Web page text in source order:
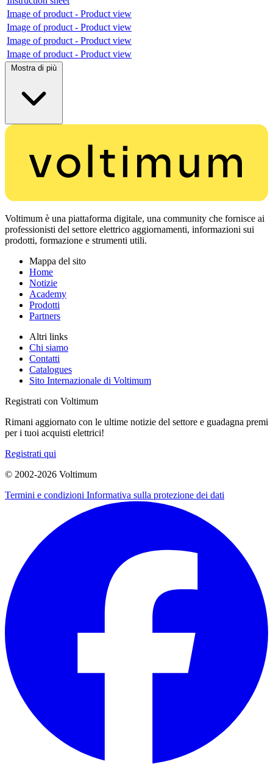
Image of product - Product view
Image of product - Product view
Image of product - Product view
Image of product - Product view
Mostra di più
Voltimum è una piattaforma digitale, una community che fornisce ai
professionisti del settore elettrico aggiornamenti, informazioni sui
prodotti, formazione e strumenti utili.
Mappa del sito
Home
Notizie
Academy
Prodotti
Partners
Altri links
Chi siamo
Contatti
Catalogues
Sito Internazionale di Voltimum
Registrati con Voltimum
Rimani aggiornato con le ultime notizie del settore e guadagna premi
per i tuoi acquisti elettrici!
Registrati qui
© 2002-2026 Voltimum
Termini e condizioni Informativa sulla protezione dei dati